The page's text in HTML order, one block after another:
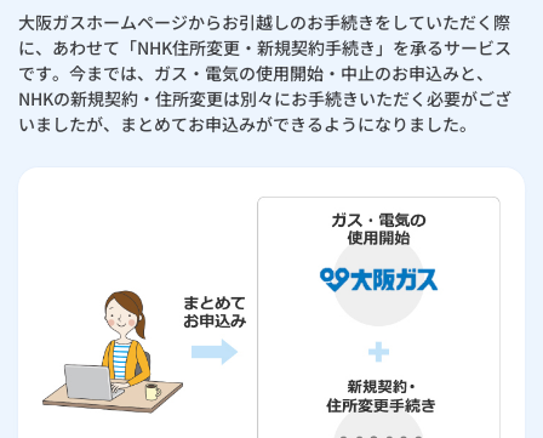
「大阪ガスの都市ガス」への切り替えについて
電気料金メニュー
お手続きから使用開始までの流れ
太陽光発電余剰電力買取サービス
ガスと電気の使用開始の申込
ガスと電気の 使用中止 の申込
通信速度測定
インターネットのお申込み
キッチン
ガスコンロ
食器洗い乾燥機
バス・洗面
「カワック・ミストカワック」
乾太くん
取替用ガスコンセント
ガスコード
太陽光発電
蓄電池
ぴこぴこ・スマぴこ・けむぴこ
消火器
修理
故障診断
定額サービス
リフォーム・リノベーション
リフォーム・リノベーショントップ
安心・安全
みるぴこ
FitDish
めちゃとクーポン
プリゼロ
お手続き一覧
お客さまサポート
お問い合わせ
お引越しの手続き
ショールーム Daigasコラム
総合TOP 業務用・産業用のお客さま 企業情報
大阪ガスホームページからお引越しのお手続きをしていただく際
に、あわせて「NHK住所変更・新規契約手続き」を承るサービス
です。今までは、ガス・電気の使用開始・中止のお申込みと、
NHKの新規契約・住所変更は別々にお手続きいただく必要がござ
いましたが、まとめてお申込みができるようになりました。